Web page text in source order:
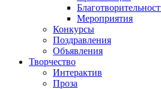
Мероприятия
Конкурсы
Поздравления
Объявления
Творчество
Интерактив
Проза